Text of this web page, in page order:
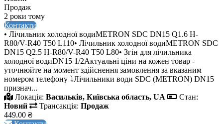
Продаж
2 роки тому
Контакти
• Лічильник холодної водиMETRON SDC DN15 Q1.6 H-
R80/V-R40 T50 L110• Лічильник холодної водиMETRON SDC
DN15 Q2.5 H-R80/V-R40 T50 L80• Згін для лічильника
холодної водиDN15 1/2Актуальні ціни на кожен товар -
уточнюйте на момент здійснення замовлення за вказаним
номером телефону ⤵️Лічильники води SDC (METRON) DN15
признач...
Локація: Васильків, Київська область, UA
Стан:
Новий
Трансакція: Продаж
449.00 ₴